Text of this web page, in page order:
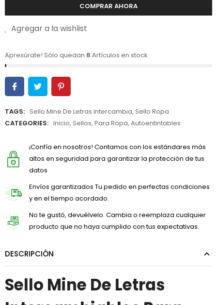
COMPRAR AHORA
Agregar a la wishlist
Apresúrate! Sólo quedan 8 Artículos en stock.
TAGS: Sello Mine De Letras Intercambia, Sello Ropa
CATEGORIES: Inicio, Sellos, Para Ropa, Autoentintables
¡Confía en nosotros! Contamos con los estándares más
altos en seguridad para garantizar la protección de tus
datos
Envíos garantizados Tu pedido en perfectas condiciones
y en el tiempo acordado.
No te gustó, devuélvelo. Cambia o reemplaza cualquier
producto que no haya cumplido con tus expectativas.
DESCRIPCIÓN
Sello Mine De Letras